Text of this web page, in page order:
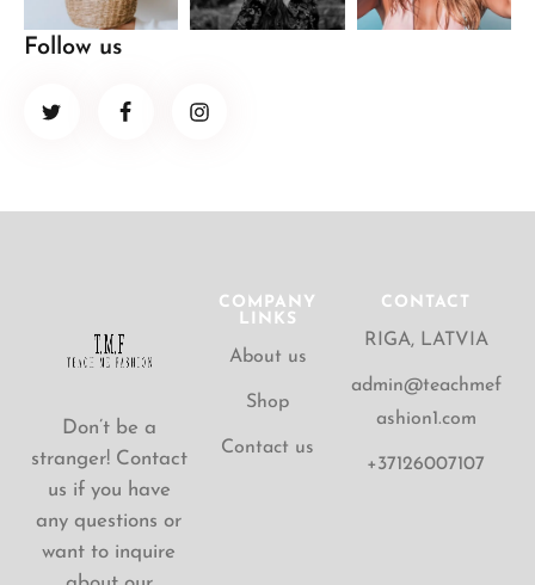
Follow us
Don’t be a
stranger! Contact
us if you have
any questions or
want to inquire
COMPANY
LINKS
About us
Shop
Contact us
CONTACT
RIGA, LATVIA
admin@teachmef
ashion1.com
+37126007107